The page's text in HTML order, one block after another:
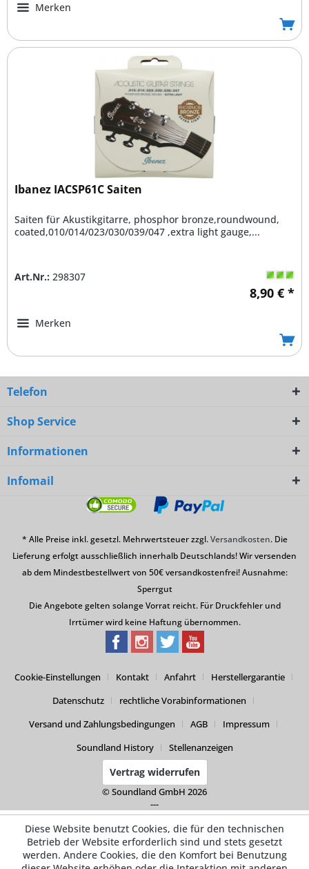
Merken
Ibanez IACSP61C Saiten
Saiten für Akustikgitarre, phosphor bronze,roundwound,
coated,010/014/023/030/039/047 ,extra light gauge,...
Art.Nr.: 298307
8,90 € *
Merken
Telefon
Shop Service
Informationen
Infomail
* Alle Preise inkl. gesetzl. Mehrwertsteuer zzgl.Versandkosten. Die
Lieferung erfolgt ausschließlich innerhalb Deutschlands! Wir versenden
ab dem Mindestbestellwert von 50€ versandkostenfrei! Ausnahme:
Sperrgut
Die Angebote gelten solange Vorrat reicht. Für Druckfehler und
Irrtümer wird keine Haftung übernommen.
Cookie-Einstellungen Kontakt Anfahrt
Herstellergarantie
Datenschutz
rechtliche Vorabinformationen
Versand und Zahlungsbedingungen
AGB
Impressum
Soundland History
Stellenanzeigen
Vertrag widerrufen
© Soundland GmbH 2026
---
Diese Website benutzt Cookies, die für den technischen
Betrieb der Website erforderlich sind und stets gesetzt
werden. Andere Cookies, die den Komfort bei Benutzung